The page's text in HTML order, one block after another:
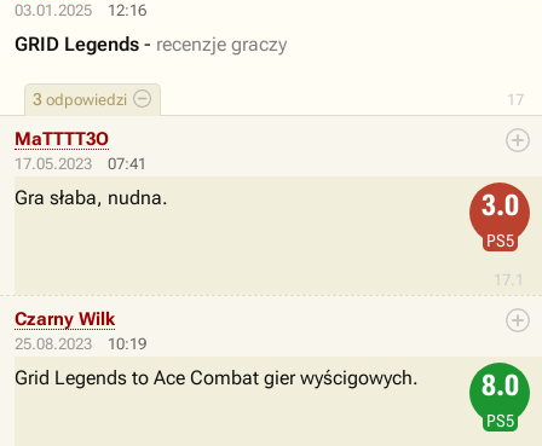
03.01.2025 12:16
17
3 odpowiedzi
GRID Legends - recenzje graczy
17.05.2023 07:41
17.1
MaTTTT3O
3.0
PS5
Gra słaba, nudna.
25.08.2023 10:19
Czarny Wilk
8.0
PS5
Grid Legends to Ace Combat gier wyścigowych.